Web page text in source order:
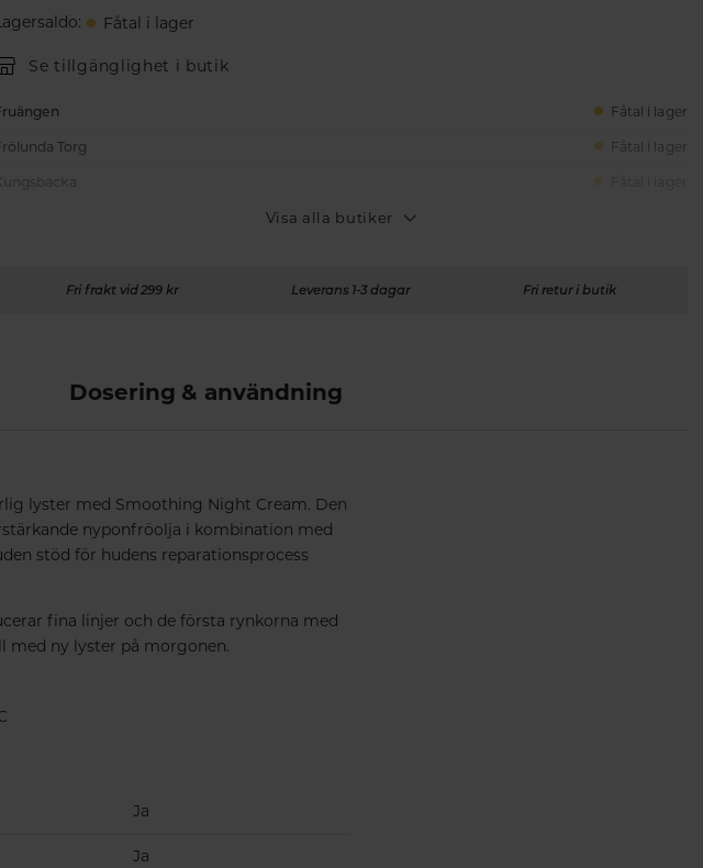
: Fåtal i lager
Se tillgänglighet i butik
Fåtal i lager
Torg Fåtal i lager
Visa alla butiker
Fri frakt vid 299 kr Leverans 1-3 dagar Fri retur i butik
Dosering & användning
lyster med Smoothing Night Cream. Den
nyponfröolja i kombination med
stöd för hudens reparationsprocess
fina linjer och de första rynkorna med
med ny lyster på morgonen.
Ja
Ja